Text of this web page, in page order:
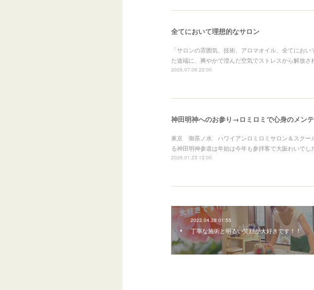
全てにおいて理想的なサロン
「サロンの雰囲気、技術、アロマオイル、全てにお
た途端に、爽やかで澄んだ空気でストレスから解放
2026.07.08 22:00
神田明神へのお参り→ロミロミで心身のメン
東京 御茶ノ水 ハワイアンロミロミサロン＆スク
る神田明神参道は年始は今年も参拝客で大賑わいでし
2026.01.23 12:00
2022.04.28 01:55
丁寧な施術と明るい笑顔が大好きです！！